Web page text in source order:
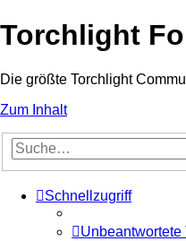
Torchlight
Die größte Torchlight
Zum Inhalt
Schnellzugriff
Unbeantwortete